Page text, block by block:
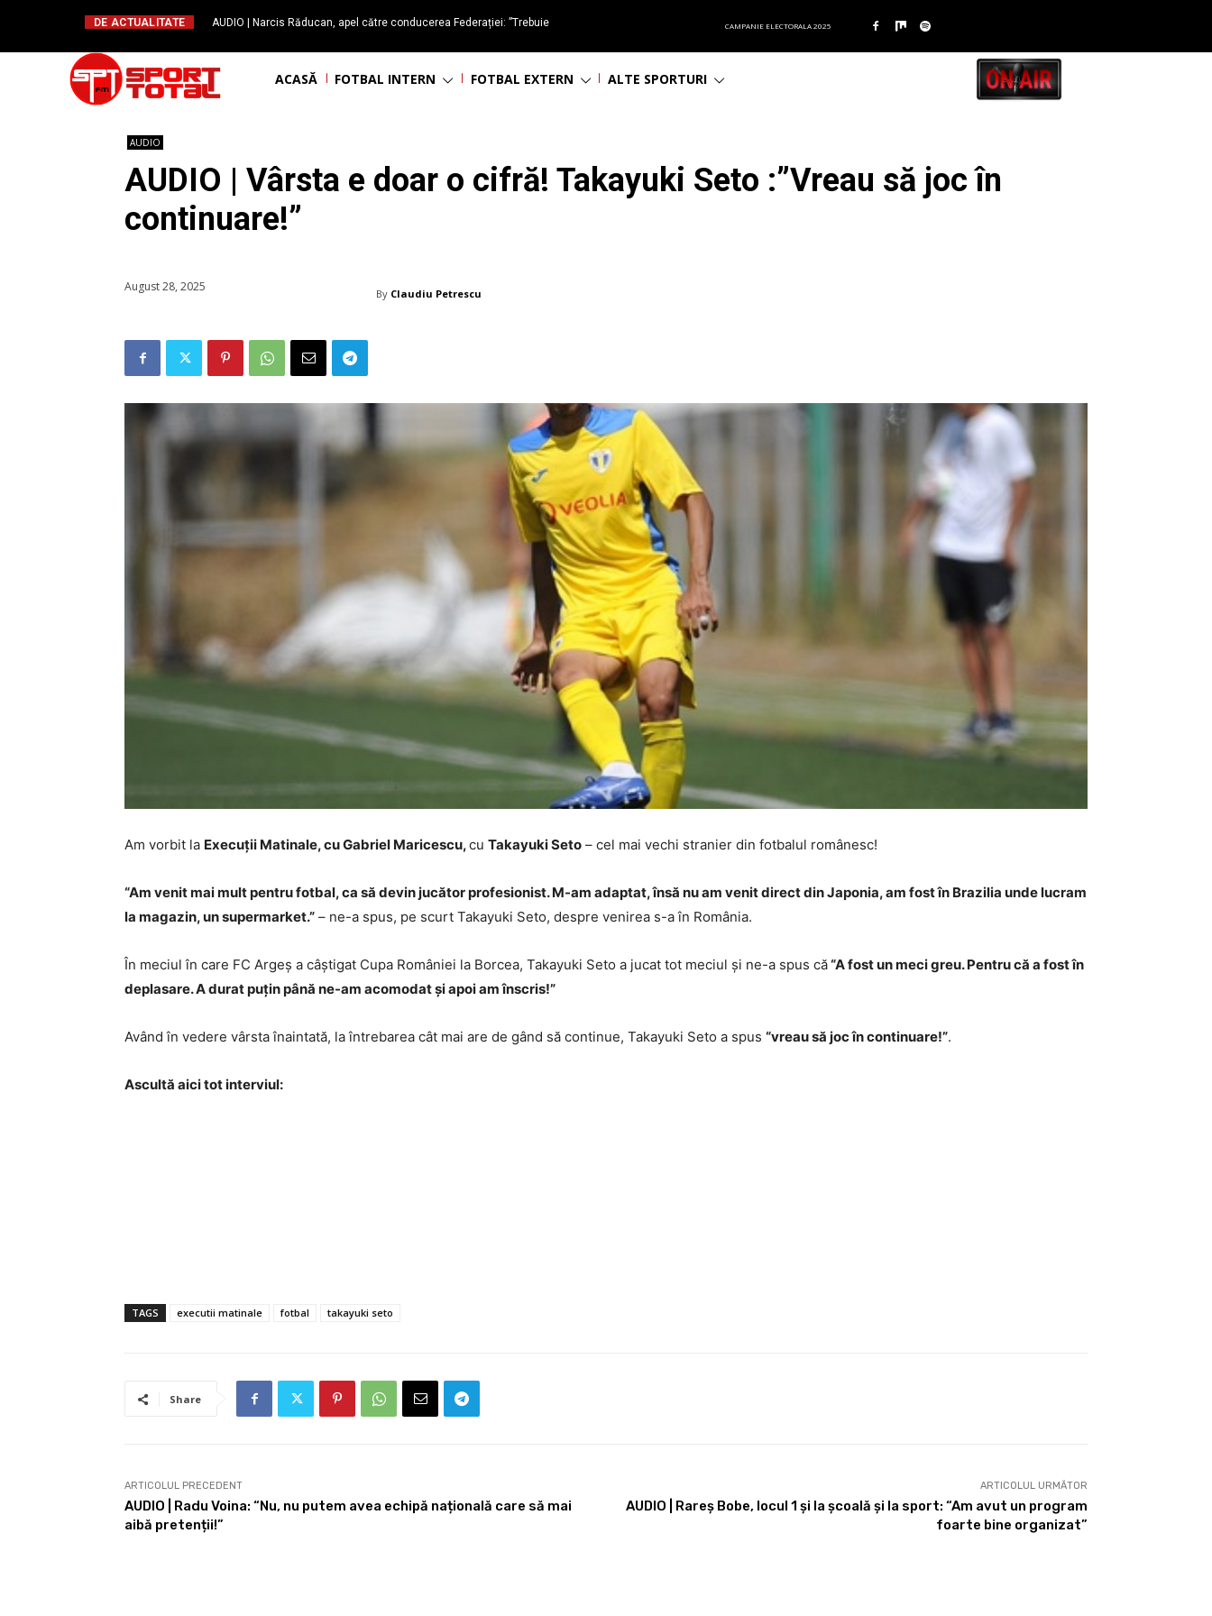
DE ACTUALITATE
AUDIO | Narcis Răducan, apel către conducerea Federației: ”Trebuie
CAMPANIE ELECTORALA 2025
ACASĂ FOTBAL INTERN FOTBAL EXTERN ALTE SPORTURI
AUDIO
AUDIO | Vârsta e doar o cifră! Takayuki Seto :”Vreau să joc în
continuare!”
August 28, 2025 By Claudiu Petrescu
Am vorbit la Execuții Matinale, cu Gabriel Maricescu,cu Takayuki Seto – cel mai vechi stranier din fotbalul românesc!
“Am venit mai mult pentru fotbal, ca să devin jucător profesionist. M-am adaptat, însă nu am venit direct din Japonia, am fost în Brazilia undelucram
la magazin, un supermarket.” – ne-a spus, pe scurt Takayuki Seto, despre venirea s-a în România.
În meciul în care FC Argeș a câștigat Cupa României la Borcea, Takayuki Seto a jucat tot meciul și ne-a spus că“A fost un meci greu. Pentru că a fost în
deplasare. A durat puțin până ne-am acomodat și apoi am înscris!”
Având în vedere vârsta înaintată, la întrebarea cât mai are de gând să continue, Takayuki Seto a spus “vreau să joc în continuare!”.
Ascultă aici tot interviul:
TAGS executii matinale fotbal takayuki seto
Share
ARTICOLUL PRECEDENT
AUDIO | Radu Voina: “Nu, nu putem avea echipă națională care să mai
aibă pretenții!”
ARTICOLUL URMĂTOR
AUDIO | Rareș Bobe, locul 1 și la școală și la sport: “Am avut un program
foarte bine organizat”